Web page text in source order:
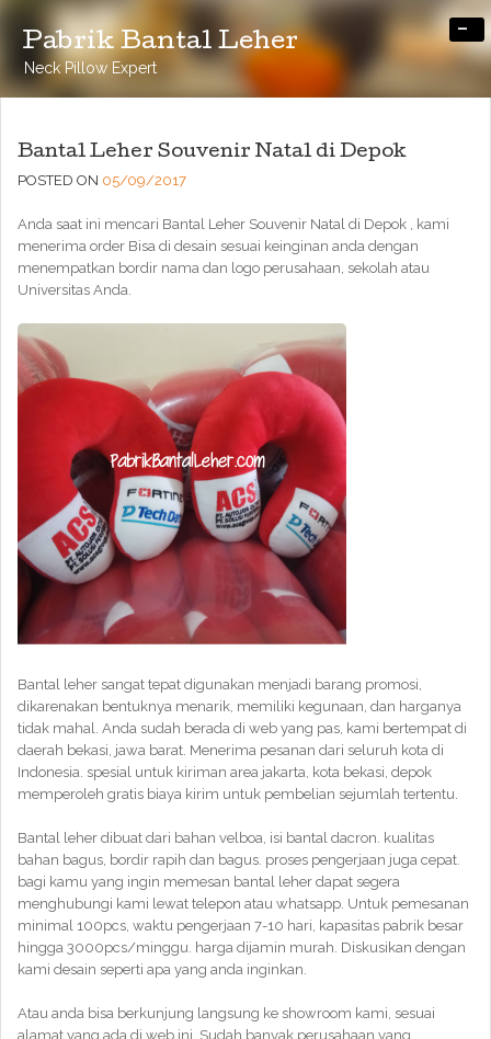
Pabrik Bantal Leher
Neck Pillow Expert
-
Bantal Leher Souvenir Natal di Depok
POSTED ON 05/09/2017
Anda saat ini mencari Bantal Leher Souvenir Natal di Depok , kami
menerima order Bisa di desain sesuai keinginan anda dengan
menempatkan bordir nama dan logo perusahaan, sekolah atau
Universitas Anda.
Bantal leher sangat tepat digunakan menjadi barang promosi,
dikarenakan bentuknya menarik, memiliki kegunaan, dan harganya
tidak mahal. Anda sudah berada di web yang pas, kami bertempat di
daerah bekasi, jawa barat. Menerima pesanan dari seluruh kota di
Indonesia. spesial untuk kiriman area jakarta, kota bekasi, depok
memperoleh gratis biaya kirim untuk pembelian sejumlah tertentu.
Bantal leher dibuat dari bahan velboa, isi bantal dacron. kualitas
bahan bagus, bordir rapih dan bagus. proses pengerjaan juga cepat.
bagi kamu yang ingin memesan bantal leher dapat segera
menghubungi kami lewat telepon atau whatsapp. Untuk pemesanan
minimal 100pcs, waktu pengerjaan 7-10 hari, kapasitas pabrik besar
hingga 3000pcs/minggu. harga dijamin murah. Diskusikan dengan
kami desain seperti apa yang anda inginkan.
Atau anda bisa berkunjung langsung ke showroom kami, sesuai
alamat yang ada di web ini. Sudah banyak perusahaan yang